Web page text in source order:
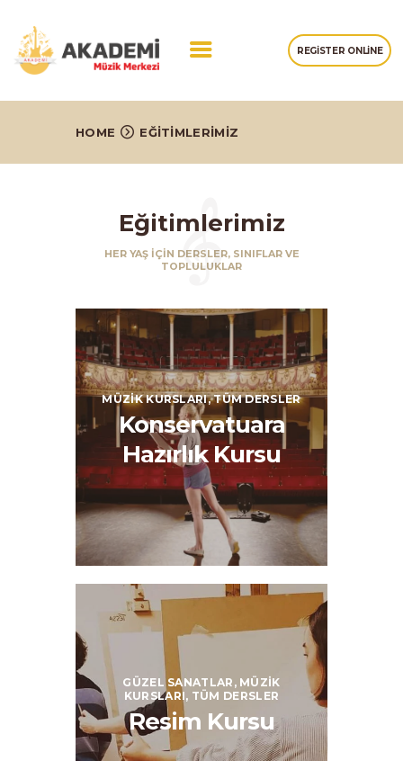
REGISTER ONLINE
HOME EĞITIMLERIMIZ
GALERIEğitimlerimiz
HER YAŞ İÇİN DERSLER, SINIFLAR VE
TOPLULUKLAR
MÜZIK KURSLARI,TÜM DERSLER
Konservatuara
Hazırlık Kursu
GÜZEL SANATLAR, MÜZIK
KURSLARI, TÜM DERSLER
Resim Kursu